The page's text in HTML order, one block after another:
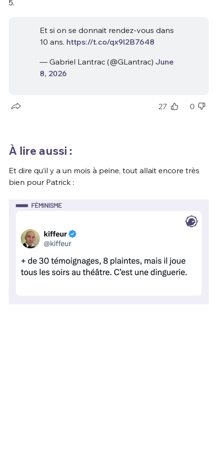
5.
Et si on se donnait rendez-vous dans
10 ans. https://t.co/qx9l2B7648
— Gabriel Lantrac (@GLantrac) June
8, 2026
27 0
À lire aussi :
Et dire qu’il y a un mois à peine, tout allait encore très
bien pour Patrick :